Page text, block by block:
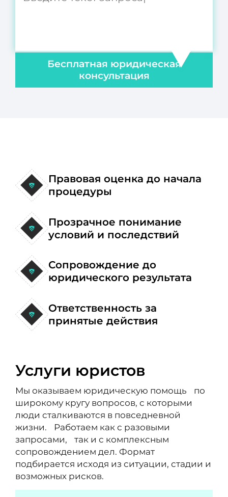
Бесплатная юридическая
консультация
Правовая оценка до начала
процедуры
Прозрачное понимание
условий и последствий
Сопровождение до
юридического результата
Ответственность за
принятые действия
Услуги юристов
Мы оказываем юридическую помощь по
широкому кругу вопросов, с которыми
люди сталкиваются в повседневной
жизни. Работаем как с разовыми
запросами, так и с комплексным
сопровождением дел. Формат
подбирается исходя из ситуации, стадии и
возможных рисков.